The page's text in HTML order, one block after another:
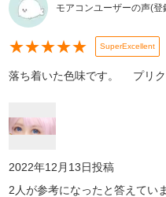
モアコンユーザーの声(登
★★★★★ SuperExcellent
落ち着いた色味です。 プリク
2022年12月13日投稿
2 人が参考になったと答えてい